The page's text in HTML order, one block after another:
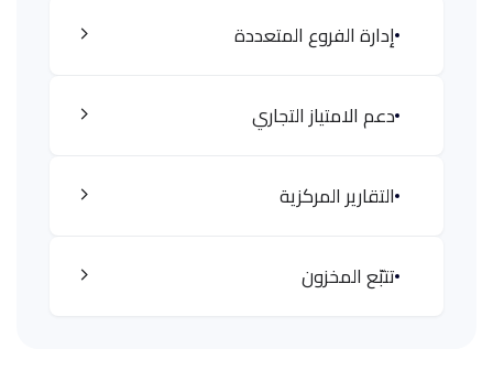
إدارة الفروع المتعددة
دعم الامتياز التجاري
التقارير المركزية
تتبّع المخزون